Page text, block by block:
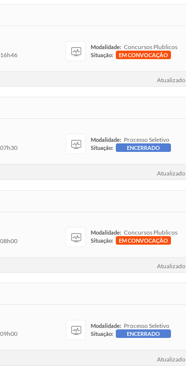
Modalidade: Concursos Plublicos
Situação: EM CONVOCAÇÃO
Modalidade: Processo Seletivo
Situação: ENCERRADO
Modalidade: Concursos Plublicos
Situação: EM CONVOCAÇÃO
Modalidade: Processo Seletivo
Situação: ENCERRADO